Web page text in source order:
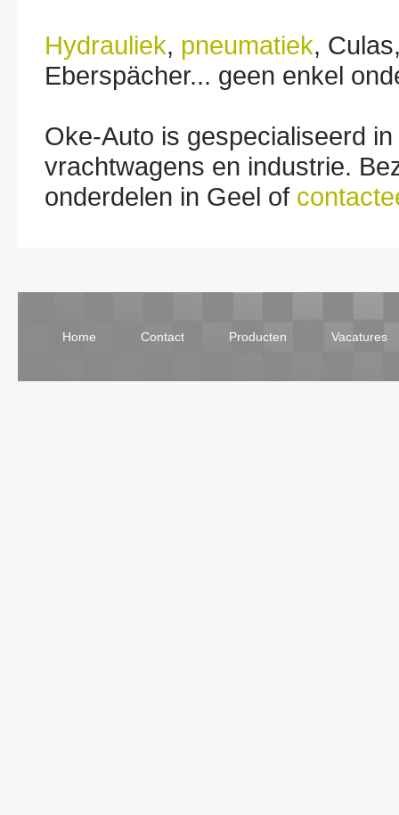
Hydrauliek, pneumatiek,
Eberspächer... geen enkel
Oke-Auto is gespecialiseerd
vrachtwagens en industrie.
onderdelen in Geel of
Home Contact Producten Vacatures